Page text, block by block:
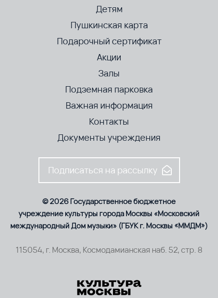
Детям
Пушкинская карта
Подарочный сертификат
Акции
Залы
Подземная парковка
Важная информация
Контакты
Документы учреждения
Подписаться на рассылку
© 2026 Государственное бюджетное
учреждение культуры города Москвы «Московский
международный Дом музыки» (ГБУК г. Москвы «ММДМ»)
115054, г. Москва, Космодамианская наб. 52, стр. 8